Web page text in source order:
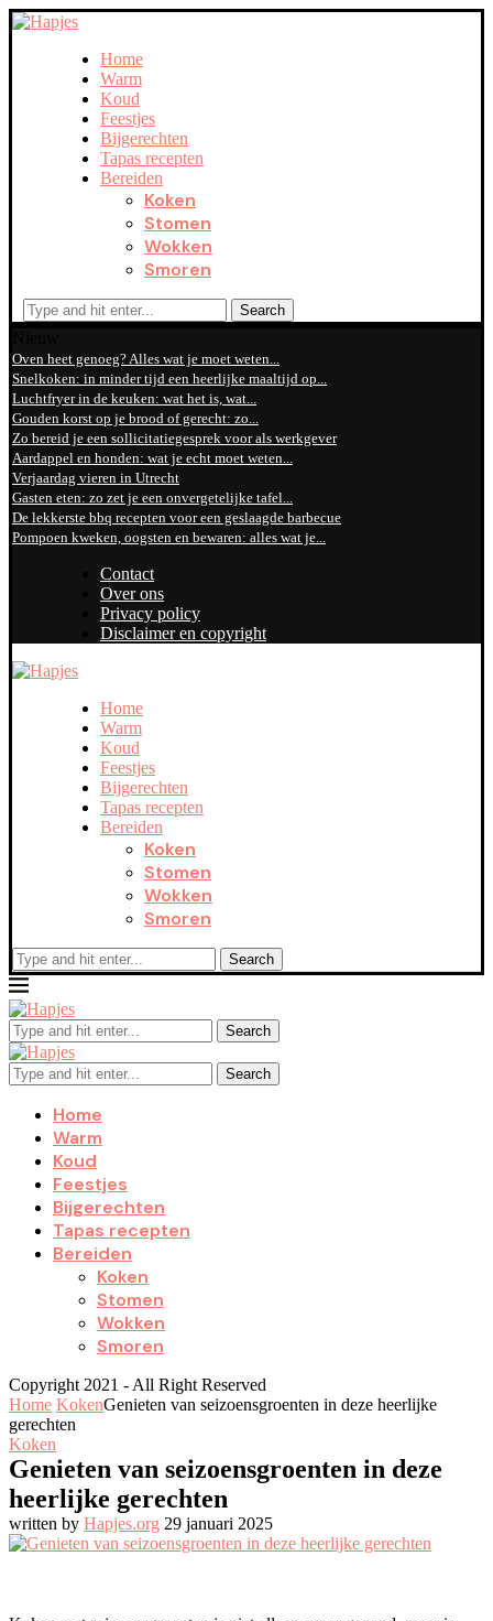
Home
Warm
Koud
Feestjes
Bijgerechten
Tapas recepten
Bereiden
Koken
Stomen
Wokken
Smoren
Search
Oven heet genoeg? Alles wat je moet weten...
Snelkoken: in minder tijd een heerlijke maaltijd op...
Luchtfryer in de keuken: wat het is, wat...
Gouden korst op je brood of gerecht: zo...
Zo bereid je een sollicitatiegesprek voor als werkgever
Aardappel en honden: wat je echt moet weten...
Verjaardag vieren in Utrecht
Gasten eten: zo zet je een onvergetelijke tafel...
De lekkerste bbq recepten voor een geslaagde barbecue
Pompoen kweken, oogsten en bewaren: alles wat je...
Contact
Over ons
Privacy policy
Disclaimer en copyright
Home
Warm
Koud
Feestjes
Bijgerechten
Tapas recepten
Bereiden
Koken
Stomen
Wokken
Smoren
Search
Search
Search
Home
Warm
Koud
Feestjes
Bijgerechten
Tapas recepten
Bereiden
Koken
Stomen
Wokken
Smoren
Copyright 2021 - All Right Reserved
Home KokenGenieten van seizoensgroenten in deze heerlijke
gerechten
Koken
Genieten van seizoensgroenten in deze
heerlijke gerechten
written by Hapjes.org 29 januari 2025